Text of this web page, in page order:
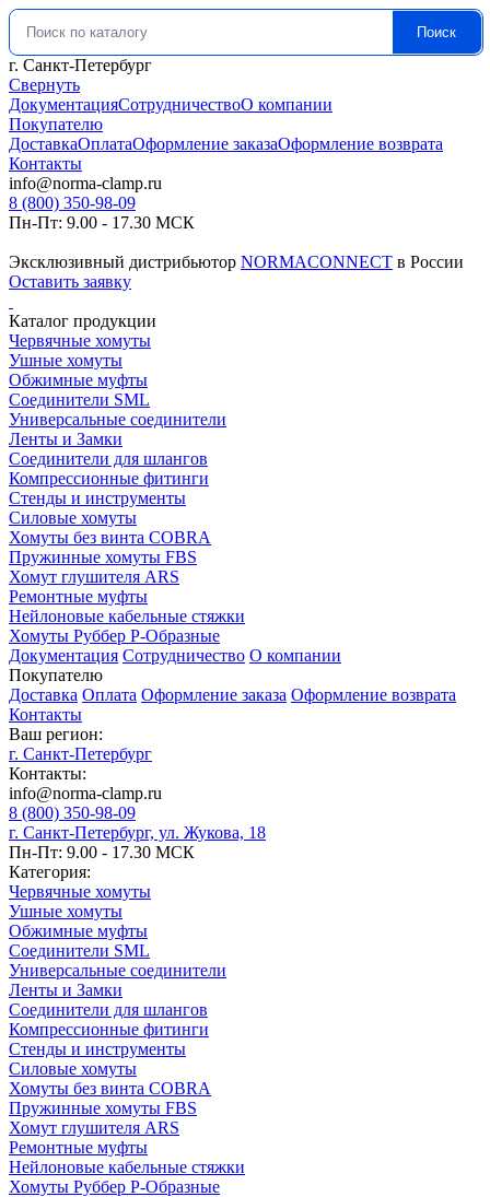
Искать: Поиск
г. Санкт-Петербург
Свернуть
ДокументацияСотрудничествоО компании
Покупателю
ДоставкаОплатаОформление заказаОформление возврата
Контакты
info@norma-clamp.ru
8 (800) 350-98-09
Пн-Пт: 9.00 - 17.30 МСК
Эксклюзивный дистрибьютор NORMACONNECT в России
Оставить заявку
Каталог продукции
Червячные хомуты
Ушные хомуты
Обжимные муфты
Соединители SML
Универсальные соединители
Ленты и Замки
Соединители для шлангов
Компрессионные фитинги
Стенды и инструменты
Силовые хомуты
Хомуты без винта COBRA
Пружинные хомуты FBS
Хомут глушителя ARS
Ремонтные муфты
Нейлоновые кабельные стяжки
Хомуты Руббер Р-Образные
Документация Сотрудничество О компании
Покупателю
Доставка Оплата Оформление заказа Оформление возврата
Контакты
Ваш регион:
г. Санкт-Петербург
Контакты:
info@norma-clamp.ru
8 (800) 350-98-09
г. Санкт-Петербург, ул. Жукова, 18
Пн-Пт: 9.00 - 17.30 МСК
Категория:
Червячные хомуты
Ушные хомуты
Обжимные муфты
Соединители SML
Универсальные соединители
Ленты и Замки
Соединители для шлангов
Компрессионные фитинги
Стенды и инструменты
Силовые хомуты
Хомуты без винта COBRA
Пружинные хомуты FBS
Хомут глушителя ARS
Ремонтные муфты
Нейлоновые кабельные стяжки
Хомуты Руббер Р-Образные